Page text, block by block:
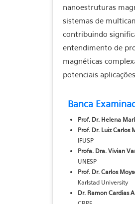
nanoestruturas
sistemas de
contribuindo
entendimento de
magnéticas
potenciais
Banca
Prof. Dr. Helena
Prof. Dr. Luiz Carlos
IFUSP
Profa. Dra. Vivian
UNESP
Prof. Dr. Carlos
Karlstad University
Dr. Ramon Cardias